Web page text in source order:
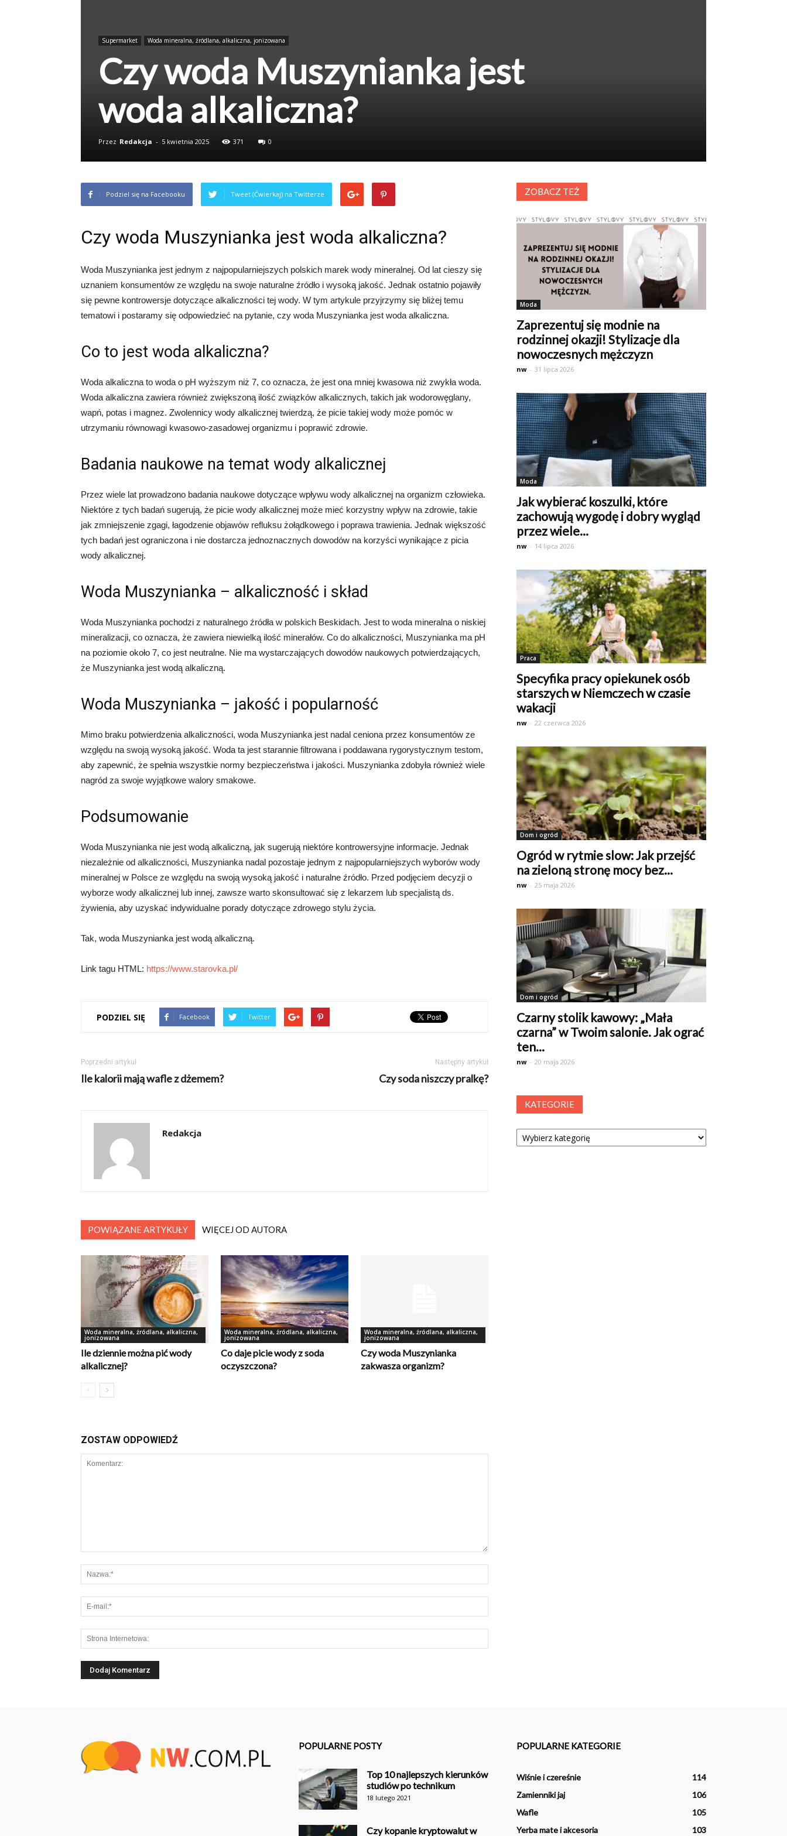
Supermarket Woda mineralna, źródlana, alkaliczna, jonizowana
Czy woda Muszynianka jest
woda alkaliczna?
Przez Redakcja - 5 kwietnia 2025 371 0
Podziel się na Facebooku Tweet (Ćwierkaj) na Twitterze
Czy woda Muszynianka jest woda alkaliczna?
Woda Muszynianka jest jednym z najpopularniejszych polskich marek wody mineralnej. Od lat cieszy się
uznaniem konsumentów ze względu na swoje naturalne źródło i wysoką jakość. Jednak ostatnio pojawiły
się pewne kontrowersje dotyczące alkaliczności tej wody. W tym artykule przyjrzymy się bliżej temu
tematowi i postaramy się odpowiedzieć na pytanie, czy woda Muszynianka jest woda alkaliczna.
Co to jest woda alkaliczna?
Woda alkaliczna to woda o pH wyższym niż 7, co oznacza, że ​​jest ona mniej kwasowa niż zwykła woda.
Woda alkaliczna zawiera również zwiększoną ilość związków alkalicznych, takich jak wodorowęglany,
wapń, potas i magnez. Zwolennicy wody alkalicznej twierdzą, że picie takiej wody może pomóc w
utrzymaniu równowagi kwasowo-zasadowej organizmu i poprawić zdrowie.
Badania naukowe na temat wody alkalicznej
Przez wiele lat prowadzono badania naukowe dotyczące wpływu wody alkalicznej na organizm człowieka.
Niektóre z tych badań sugerują, że picie wody alkalicznej może mieć korzystny wpływ na zdrowie, takie
jak zmniejszenie zgagi, łagodzenie objawów refluksu żołądkowego i poprawa trawienia. Jednak większość
tych badań jest ograniczona i nie dostarcza jednoznacznych dowodów na korzyści wynikające z picia
wody alkalicznej.
Woda Muszynianka – alkaliczność i skład
Woda Muszynianka pochodzi z naturalnego źródła w polskich Beskidach. Jest to woda mineralna o niskiej
mineralizacji, co oznacza, że ​​zawiera niewielką ilość minerałów. Co do alkaliczności, Muszynianka ma pH
na poziomie około 7, co jest neutralne. Nie ma wystarczających dowodów naukowych potwierdzających,
że Muszynianka jest wodą alkaliczną.
Woda Muszynianka – jakość i popularność
Mimo braku potwierdzenia alkaliczności, woda Muszynianka jest nadal ceniona przez konsumentów ze
względu na swoją wysoką jakość. Woda ta jest starannie filtrowana i poddawana rygorystycznym testom,
aby zapewnić, że spełnia wszystkie normy bezpieczeństwa i jakości. Muszynianka zdobyła również wiele
nagród za swoje wyjątkowe walory smakowe.
Podsumowanie
Woda Muszynianka nie jest wodą alkaliczną, jak sugerują niektóre kontrowersyjne informacje. Jednak
niezależnie od alkaliczności, Muszynianka nadal pozostaje jednym z najpopularniejszych wyborów wody
mineralnej w Polsce ze względu na swoją wysoką jakość i naturalne źródło. Przed podjęciem decyzji o
wyborze wody alkalicznej lub innej, zawsze warto skonsultować się z lekarzem lub specjalistą ds.
żywienia, aby uzyskać indywidualne porady dotyczące zdrowego stylu życia.
Tak, woda Muszynianka jest wodą alkaliczną.
Link tagu HTML: https://www.starovka.pl/
PODZIEL SIĘ Facebook Twitter
Poprzedni artykuł
Ile kalorii mają wafle z dżemem?
Następny artykuł
Czy soda niszczy pralkę?
Redakcja
POWIĄZANE ARTYKUŁY WIĘCEJ OD AUTORA
Woda mineralna, źródlana, alkaliczna,
jonizowana
Ile dziennie można pić wody
alkalicznej?
Woda mineralna, źródlana, alkaliczna,
jonizowana
Co daje picie wody z soda
oczyszczona?
Woda mineralna, źródlana, alkaliczna,
jonizowana
Czy woda Muszynianka
zakwasza organizm?
ZOSTAW ODPOWIEDŹ
ZOBACZ TEŻ
Moda
Zaprezentuj się modnie na
rodzinnej okazji! Stylizacje dla
nowoczesnych mężczyzn
nw - 31 lipca 2026
Moda
Jak wybierać koszulki, które
zachowują wygodę i dobry wygląd
przez wiele...
nw - 14 lipca 2026
Praca
Specyfika pracy opiekunek osób
starszych w Niemczech w czasie
wakacji
nw - 22 czerwca 2026
Dom i ogród
Ogród w rytmie slow: Jak przejść
na zieloną stronę mocy bez...
nw - 25 maja 2026
Dom i ogród
Czarny stolik kawowy: „Mała
czarna” w Twoim salonie. Jak ograć
ten...
nw - 20 maja 2026
KATEGORIE
Kategorie
POPULARNE POSTY
Top 10 najlepszych kierunków
studiów po technikum
18 lutego 2021
Czy kopanie kryptowalut w
POPULARNE KATEGORIE
Wiśnie i czereśnie
114
Zamienniki jaj
106
Wafle
105
Yerba mate i akcesoria
103